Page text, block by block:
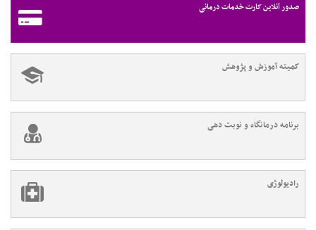
صدور آنلاین کارت خدمات درمانی
کمیته آموزش و پژوهش
برنامه درمانگاه و نوبت دهی
رادیولوژی